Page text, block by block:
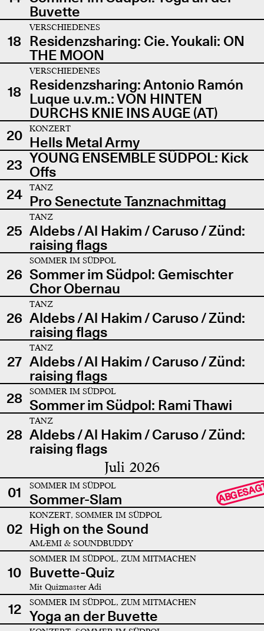
Buvette
18
VERSCHIEDENES
Residenzsharing: Cie. Youkali: ON
THE MOON
18
VERSCHIEDENES
Residenzsharing: Antonio Ramón
Luque u.v.m.: VON HINTEN
DURCHS KNIE INS AUGE (AT)
20
KONZERT
Hells Metal Army
23 YOUNG ENSEMBLE SÜDPOL: Kick
Offs
24
TANZ
Pro Senectute Tanznachmittag
25
TANZ
Aldebs / Al Hakim / Caruso / Zünd:
raising flags
26
SOMMER IM SÜDPOL
Sommer im Südpol: Gemischter
Chor Obernau
26
TANZ
Aldebs / Al Hakim / Caruso / Zünd:
raising flags
27
TANZ
Aldebs / Al Hakim / Caruso / Zünd:
raising flags
28
SOMMER IM SÜDPOL
Sommer im Südpol: Rami Thawi
28
TANZ
Aldebs / Al Hakim / Caruso / Zünd:
raising flags
Juli 2026
01 SOMMER IM SÜDPOL
Sommer-Slam
02
KONZERT, SOMMER IM SÜDPOL
High on the Sound
AMÆMI & SOUNDBUDDY
10
SOMMER IM SÜDPOL, ZUM MITMACHEN
Buvette-Quiz
Mit Quizmaster Adi
12 SOMMER IM SÜDPOL, ZUM MITMACHEN
Yoga an der Buvette